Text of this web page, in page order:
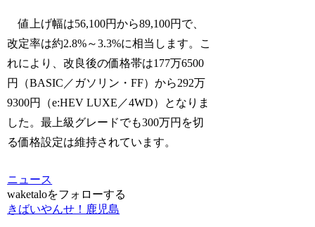
値上げ幅は56,100円から89,100円で、
改定率は約2.8%～3.3%に相当します。こ
れにより、改良後の価格帯は177万6500
円（BASIC／ガソリン・FF）から292万
9300円（e:HEV LUXE／4WD）となりま
した。最上級グレードでも300万円を切
る価格設定は維持されています。
ニュース
waketaloをフォローする
きばいやんせ！鹿児島